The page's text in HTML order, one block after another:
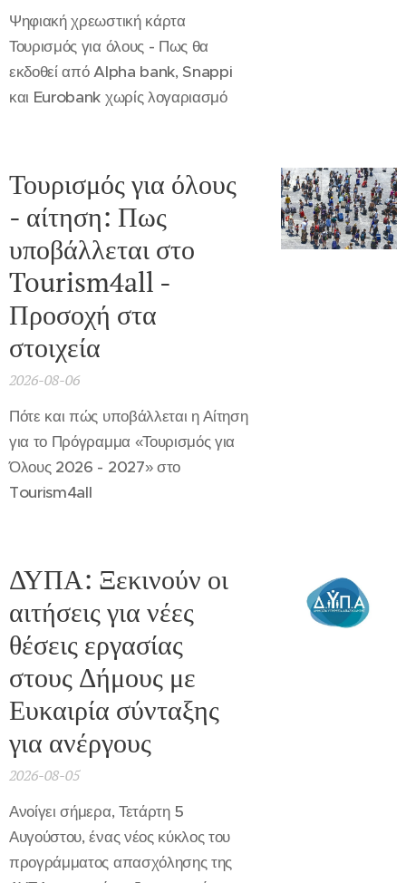
Ψηφιακή χρεωστική κάρτα
Τουρισμός για όλους - Πως θα
εκδοθεί από Alpha bank, Snappi
και Eurobank χωρίς λογαριασμό
Τουρισμός για όλους
- αίτηση: Πως
υποβάλλεται στο
Tourism4all -
Προσοχή στα
στοιχεία
2026-08-06
Πότε και πώς υποβάλλεται η Αίτηση
για το Πρόγραμμα «Τουρισμός για
Όλους 2026 - 2027» στο
Tourism4all
ΔΥΠΑ: Ξεκινούν οι
αιτήσεις για νέες
θέσεις εργασίας
στους Δήμους με
Ευκαιρία σύνταξης
για ανέργους
2026-08-05
Ανοίγει σήμερα, Τετάρτη 5
Αυγούστου, ένας νέος κύκλος του
προγράμματος απασχόλησης της